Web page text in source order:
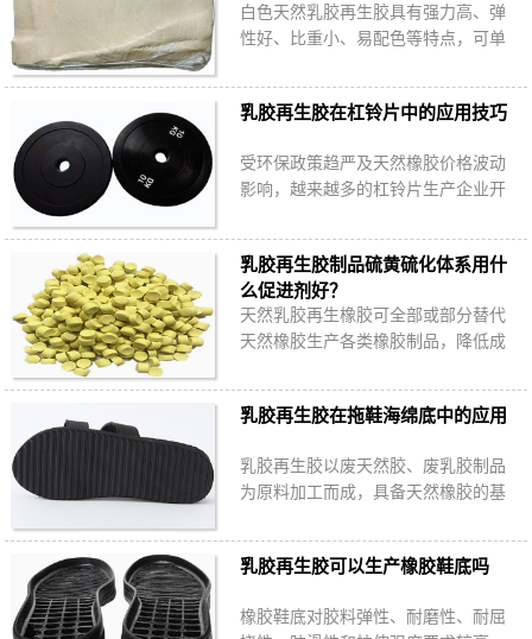
白色天然乳胶再生胶具有强力高、弹
性好、比重小、易配色等特点，可单
生产轮胎胶料，哪些橡胶轮胎可以掺
用白色乳胶再…
乳胶再生胶在杠铃片中的应用技巧
受环保政策趋严及天然橡胶价格波动
影响，越来越多的杠铃片生产企业开
再生胶生产橡胶杠铃片需要注意哪些
问题？
乳胶再生胶制品硫黄硫化体系用什
么促进剂好？
天然乳胶再生橡胶可全部或部分替代
天然橡胶生产各类橡胶制品，降低成
些促进剂配合硫黄更好呢？
乳胶再生胶在拖鞋海绵底中的应用
乳胶再生胶以废天然胶、废乳胶制品
为原料加工而成，具备天然橡胶的基
小，可单独使用或与天然橡胶并用生
产拖鞋海绵底…
乳胶再生胶可以生产橡胶鞋底吗
橡胶鞋底对胶料弹性、耐磨性、耐屈